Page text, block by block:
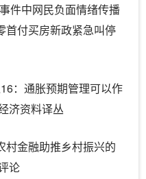
件中网民负面情绪传播
付买房新政紧急叫停
：通胀预期管理可以作
济资料译丛
村金融助推乡村振兴的
论